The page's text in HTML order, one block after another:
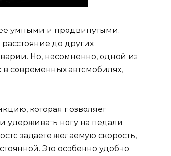
умными и продвинутыми.
до других
Но, несомненно, одной из
современных автомобилях,
которая позволяет
удерживать ногу на педали
задаете желаемую скорость,
Это особенно удобно